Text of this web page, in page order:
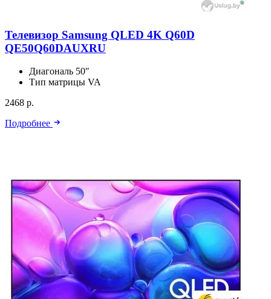
Телевизор Samsung QLED 4K Q60D
QE50Q60DAUXRU
Диагональ 50″
Тип матрицы VA
2468 р.
Подробнее